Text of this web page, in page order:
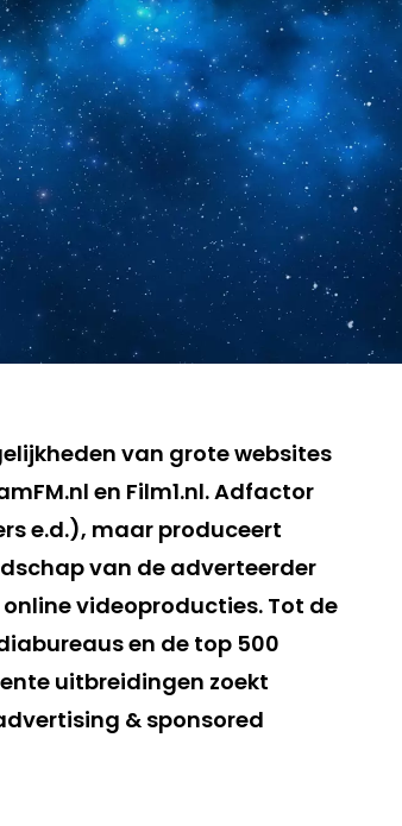
van grote websites
en Film1.nl. Adfactor
e.d.), maar produceert
van de adverteerder
videoproducties. Tot de
en de top 500
uitbreidingen zoekt
& sponsored